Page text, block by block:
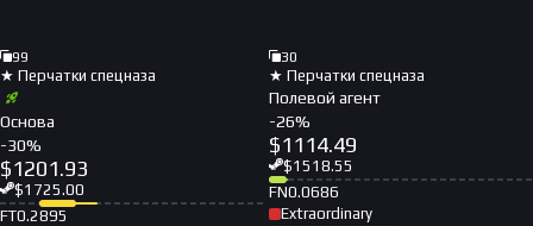
99
★ Перчатки спецназа
Основа
-30%
$1201.93
$1725.00
FT0.2895
30
★ Перчатки спецназа
Полевой агент
-26%
$1114.49
$1518.55
FN0.0686
Extraordinary